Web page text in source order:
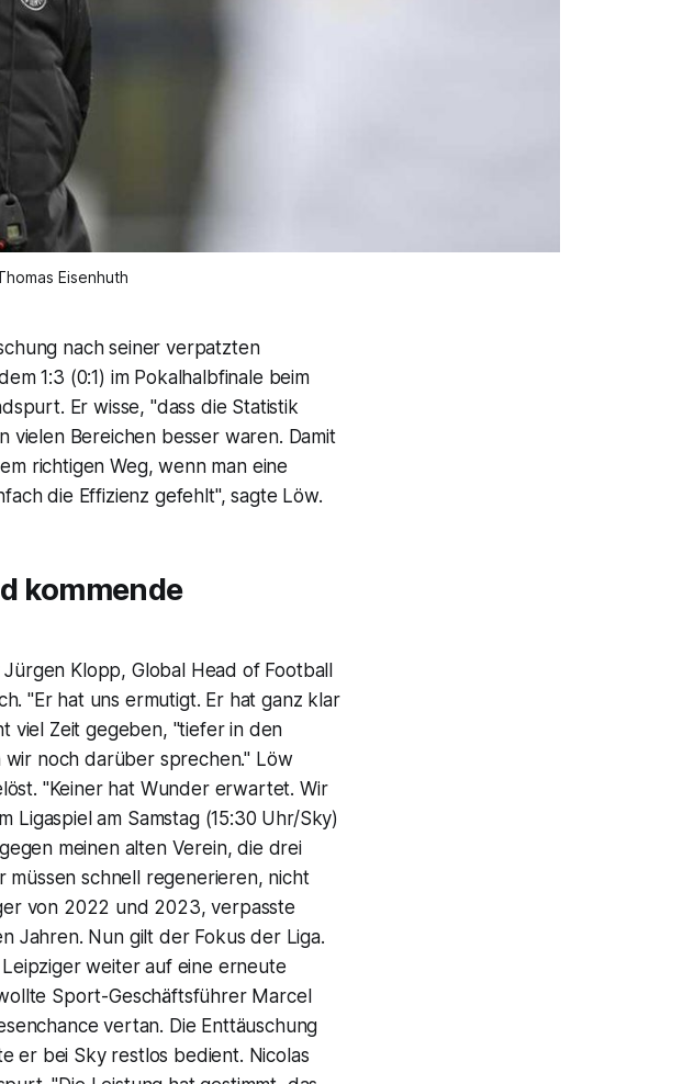
Eisenhuth
nach seiner verpatzten
1:3 (0:1) im Pokalhalbfinale beim
Er wisse, "dass die Statistik
vielen Bereichen besser waren. Damit
richtigen Weg, wenn man eine
die Effizienz gefehlt", sagte Löw.
kommende
Klopp, Global Head of Football
"Er hat uns ermutigt. Er hat ganz klar
viel Zeit gegeben, "tiefer in den
noch darüber sprechen." Löw
"Keiner hat Wunder erwartet. Wir
am Samstag (15:30 Uhr/Sky)
meinen alten Verein, die drei
müssen schnell regenerieren, nicht
von 2022 und 2023, verpasste
Jahren. Nun gilt der Fokus der Liga.
weiter auf eine erneute
Sport-Geschäftsführer Marcel
vertan. Die Enttäuschung
er bei Sky restlos bedient. Nicolas